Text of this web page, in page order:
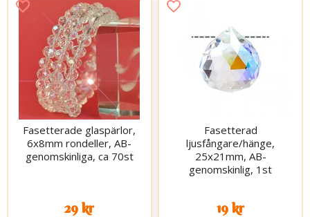
Fasetterade glaspärlor,
6x8mm rondeller, AB-
genomskinliga, ca 70st
29 kr
Fasetterad
ljusfångare/hänge,
25x21mm, AB-
genomskinlig, 1st
19 kr